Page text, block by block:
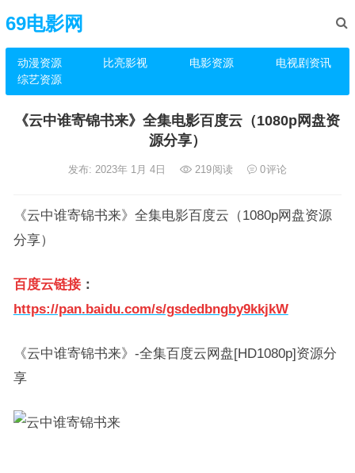
69电影网
动漫资源 比亮影视 电影资源
电视剧资讯
综艺资源
《云中谁寄锦书来》全集电影百度云（1080p网盘资
源分享）
发布: 2023年 1月 4日 219阅读 0评论
《云中谁寄锦书来》全集电影百度云（1080p网盘资源
分享）
百度云链接：
https://pan.baidu.com/s/gsdedbngby9kkjkW
《云中谁寄锦书来》-全集百度云网盘[HD1080p]资源分
享